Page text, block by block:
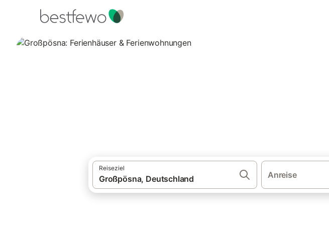
Reiseziel
Anreise